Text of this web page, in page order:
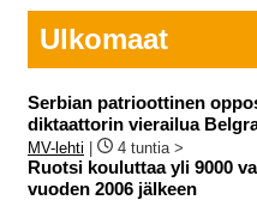
Ulkomaat
Serbian patrioottinen
diktaattorin vierailua
MV-lehti | 4 tuntia >
Ruotsi kouluttaa yli 9000
vuoden 2006 jälkeen